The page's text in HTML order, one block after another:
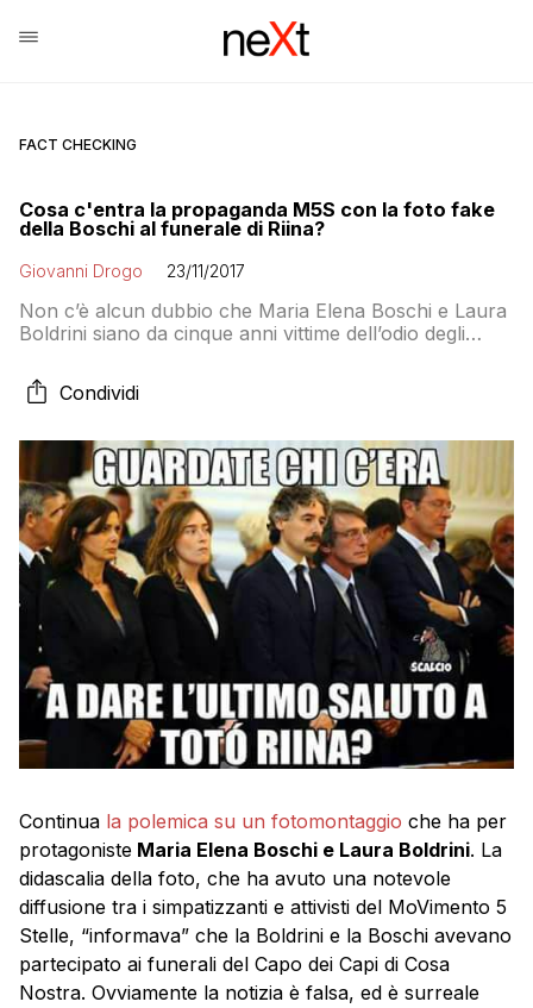
FACT CHECKING
Cosa c'entra la propaganda M5S con la foto fake
della Boschi al funerale di Riina?
Giovanni Drogo 23/11/2017
Non c’è alcun dubbio che Maria Elena Boschi e Laura
Boldrini siano da cinque anni vittime dell’odio degli
come è vero che spesso accade anche il contrario. In
questo caso, però…
Condividi
Continua la polemica su un fotomontaggio che ha per
protagoniste Maria Elena Boschi e Laura Boldrini. La
didascalia della foto, che ha avuto una notevole
diffusione tra i simpatizzanti e attivisti del MoVimento 5
Stelle, “informava” che la Boldrini e la Boschi avevano
partecipato ai funerali del Capo dei Capi di Cosa
Nostra. Ovviamente la notizia è falsa, ed è surreale